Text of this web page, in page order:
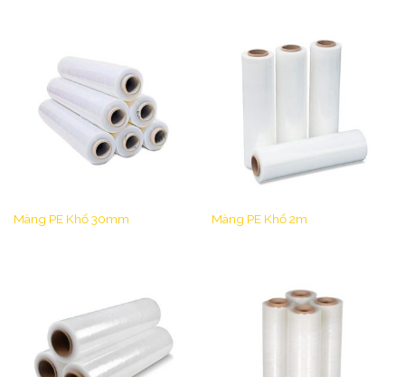
Màng PE Khổ 30mm Màng PE Khổ 2m